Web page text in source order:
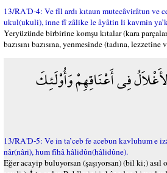
13/RA'D-4: Ve fîl ardı kıtaun mutecâvirâtun ve
ukul(ukuli), inne fî zâlike le âyâtin li kavmin
Yeryüzünde birbirine komşu kıtalar (kara
bazısını bazısına, yenmesinde (tadına,
فِي أَعْنَاقِهِمْ وَأُوْلَئِكَ
13/RA'D-5: Ve in ta’ceb fe acebun kavluhum e
nâr(nâri), hum fîhâ hâlidûn(hâlidûne).
Eğer acayip buluyorsan (şaşıyorsan) (bil ki;)